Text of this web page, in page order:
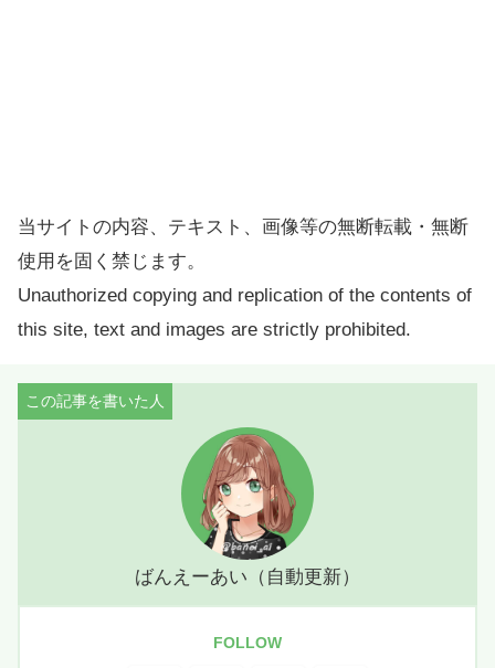
当サイトの内容、テキスト、画像等の無断転載・無断
使用を固く禁じます。
Unauthorized copying and replication of the contents of
this site, text and images are strictly prohibited.
ばんえーあい（自動更新）
FOLLOW